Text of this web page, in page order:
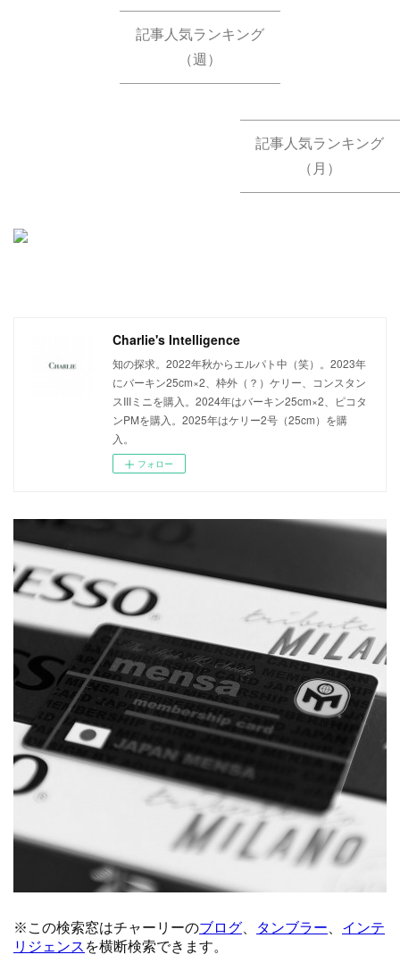
記事人気ランキング
（週）
記事人気ランキング
（月）
Charlie's Intelligence
知の探求。2022年秋からエルパト中（笑）。2023年
にバーキン25cm×2、枠外（？）ケリー、コンスタン
スIIIミニを購入。2024年はバーキン25cm×2、ピコタ
ンPMを購入。2025年はケリー2号（25cm）を購
入。
フォロー